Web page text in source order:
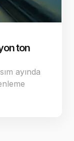
ton
ayında